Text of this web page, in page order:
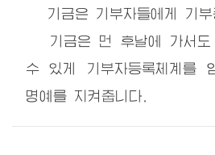
기금은 기부자들에게 기부
기금은 먼 후날에 가서도
수 있게 기부자등록체계를
명예를 지켜줍니다.